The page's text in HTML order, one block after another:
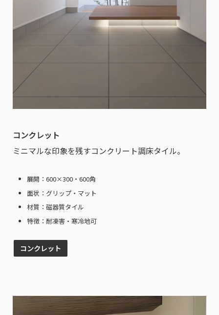
コンクレット
ミニマルな印象を残すコンクリート調床タイル。
展開：600×300・600角
面状：グリップ・マット
材質：磁器質タイル
特徴：耐凍害・寒冷地可
コンクレット